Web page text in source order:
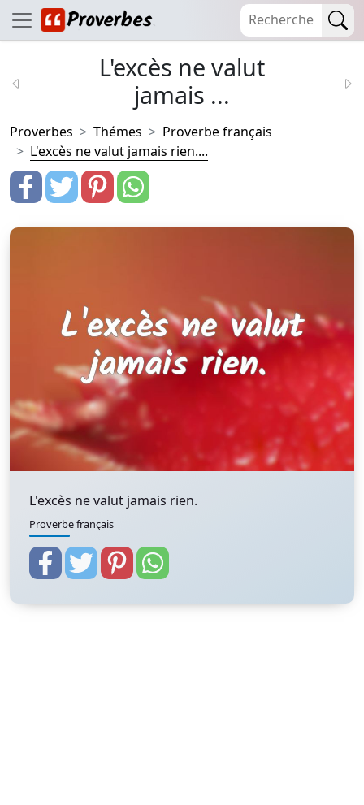
L'excès ne valut
jamais ...
Proverbes Thémes
Proverbe français
L'excès ne valut jamais rien....
L'excès ne valut jamais rien.
Proverbe français